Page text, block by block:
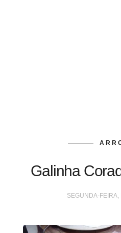
Galinha
SEGUNDA-FEIRA,